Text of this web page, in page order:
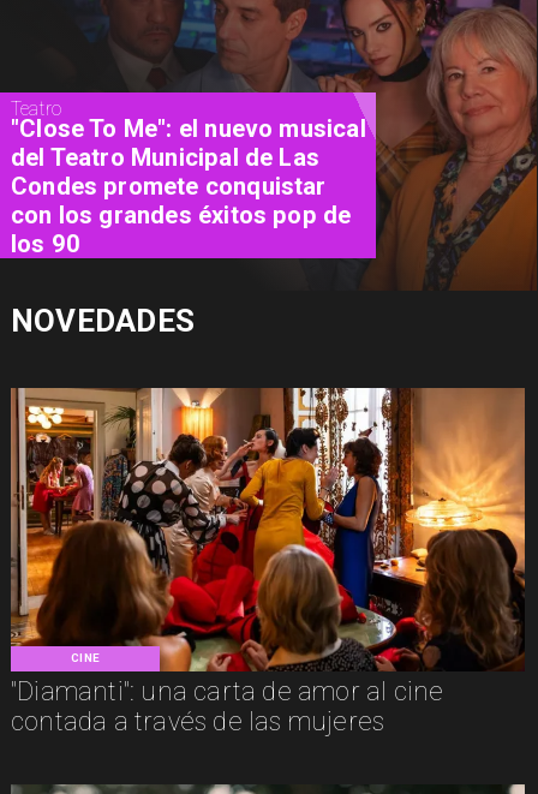
CINE
"Diamanti": una carta de amor al cine
contada a través de las mujeres
Cine
"El Día D: Bajo Presión": las 72
horas que definieron el destino
de la guerra
NOVEDADES